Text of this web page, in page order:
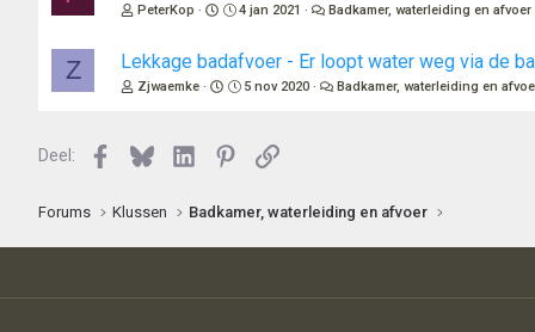
PeterKop 4 jan 2021 Badkamer, waterleiding en afvoer
Z Lekkage badafvoer - Er loopt water weg via de
Zjwaemke 5 nov 2020 Badkamer, waterleiding en
Deel: Facebook
BlueskyLinkedInPinterest
Link
Forums Klussen Badkamer, waterleiding en afvoer